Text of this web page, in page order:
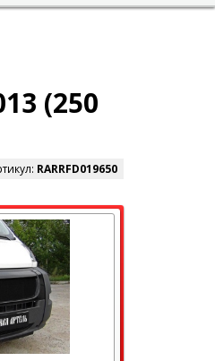
(250
RARRFD019650